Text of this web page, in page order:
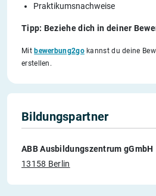
Praktikumsnachweise
Tipp: Beziehe dich in deiner
Mit bewerbung2gokannst du deine
erstellen.
Bildungspartner
ABB Ausbildungszentrum gGmbH
13158 Berlin